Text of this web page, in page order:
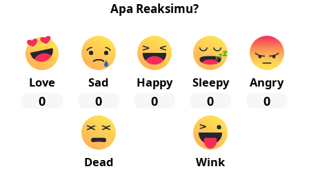
Apa Reaksimu?
Love
0
Sad
0
Happy
0
Sleepy
0
Angry
0
Dead Wink